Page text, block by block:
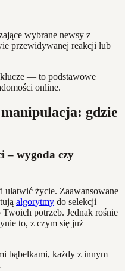
wybrane newsy z
przewidywanej reakcji lub
klucze — to podstawowe
online.
gdzie
– wygoda czy
życie. Zaawansowane
algorytmy do selekcji
potrzeb. Jednak rośnie
to, z czym się już